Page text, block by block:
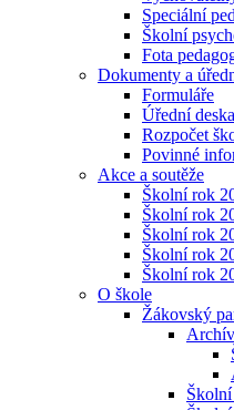
Speciální
Školní
Fota
Dokumenty a
Formuláře
Úřední deska
Rozpočet
Povinné
Akce a soutěže
Školní rok
Školní rok
Školní rok
Školní rok
Školní rok
O škole
Žákovský